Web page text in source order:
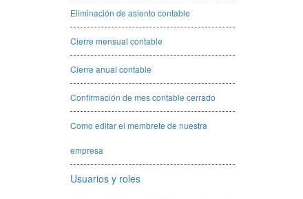
Eliminación de asiento contable
Cierre mensual contable
Cierre anual contable
Confirmación de mes contable cerrado
Como editar el membrete de nuestra
empresa
Usuarios y roles